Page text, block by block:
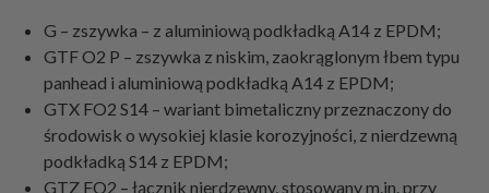
G – zszywka – z aluminiową podkładką A14 z EPDM;
GTF O2 P – zszywka z niskim, zaokrąglonym łbem typu
panhead i aluminiową podkładką A14 z EPDM;
GTX FO2 S14 – wariant bimetaliczny przeznaczony do
środowisk o wysokiej klasie korozyjności, z nierdzewną
podkładką S14 z EPDM;
GTZ FO2 – łącznik nierdzewny, stosowany m.in. przy